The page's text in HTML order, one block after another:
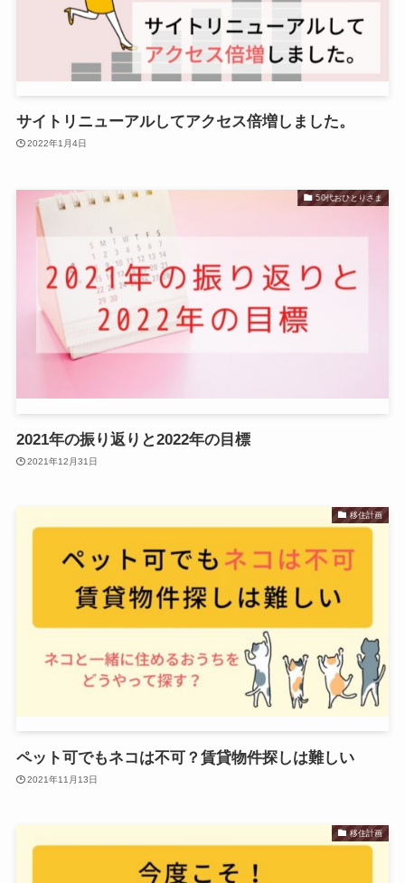
サイトリニューアルしてアクセス倍増しました。
2022年1月4日
50代おひとりさま
2021年の振り返りと2022年の目標
2021年12月31日
移住計画
ペット可でもネコは不可？賃貸物件探しは難しい
2021年11月13日
移住計画